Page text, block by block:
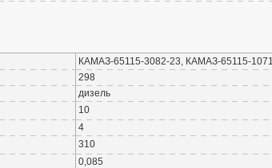
КАМАЗ-65115-3082-23, КАМАЗ-65115-
298
дизель
10
4
310
0,085